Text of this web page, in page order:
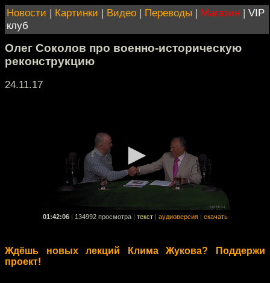
Новости | Картинки | Видео | Переводы | Магазин | VIP
клуб
Олег Соколов про военно-историческую
реконструкцию
24.11.17
01:42:06 134992 просмотра текст аудиоверсия скачать
Ждёшь новых лекций Клима Жукова? Поддержи
проект!